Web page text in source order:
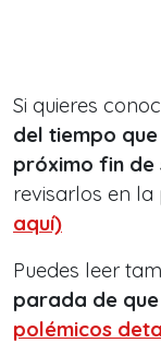
Si quieres
del tiempo
próximo fin de
revisarlos en la
aquí)
Puedes leer
parada de
polémicos